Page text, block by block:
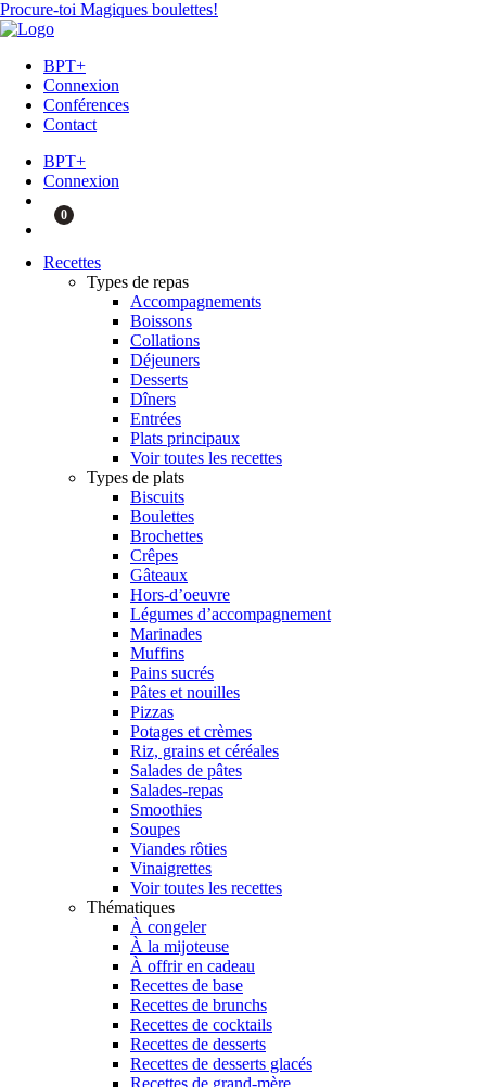
Procure-toi Magiques boulettes!
BPT+
Connexion
Conférences
Contact
BPT+
Connexion
0
Recettes
Types de repas
Accompagnements
Boissons
Collations
Déjeuners
Desserts
Dîners
Entrées
Plats principaux
Voir toutes les recettes
Types de plats
Biscuits
Boulettes
Brochettes
Crêpes
Gâteaux
Hors-d’oeuvre
Légumes d’accompagnement
Marinades
Muffins
Pains sucrés
Pâtes et nouilles
Pizzas
Potages et crèmes
Riz, grains et céréales
Salades de pâtes
Salades-repas
Smoothies
Soupes
Viandes rôties
Vinaigrettes
Voir toutes les recettes
Thématiques
À congeler
À la mijoteuse
À offrir en cadeau
Recettes de base
Recettes de brunchs
Recettes de cocktails
Recettes de desserts
Recettes de desserts glacés
Recettes de grand-mère